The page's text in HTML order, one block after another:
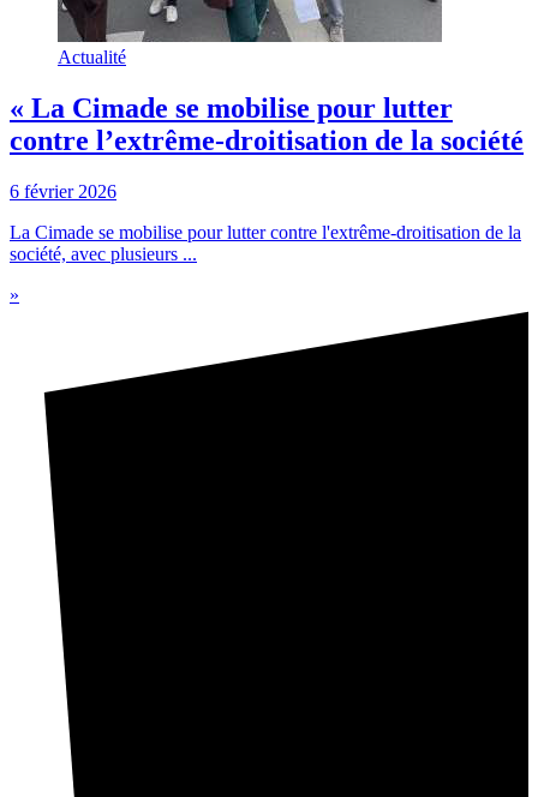
Actualité
« La Cimade se mobilise pour lutter
contre l’extrême-droitisation de la société
6 février 2026
La Cimade se mobilise pour lutter contre l'extrême-droitisation de la
société, avec plusieurs ...
»